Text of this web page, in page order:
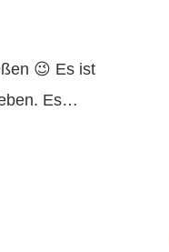
😉 Es ist
Es…